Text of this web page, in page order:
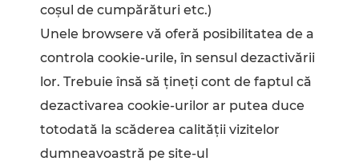
coșul de cumpărături etc.)
Unele browsere vă oferă posibilitatea de a
controla cookie-urile, în sensul dezactivării
lor. Trebuie însă să țineți cont de faptul că
dezactivarea cookie-urilor ar putea duce
totodată la scăderea calității vizitelor
dumneavoastră pe site-ul